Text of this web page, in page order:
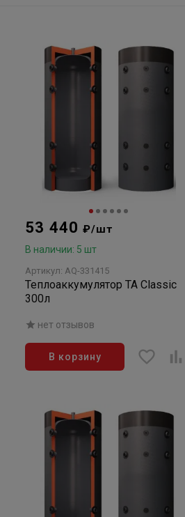
53 440₽/шт
В наличии: 5 шт
Артикул: AQ-331415
Теплоаккумулятор TA Classic
300л
нет отзывов
В корзину